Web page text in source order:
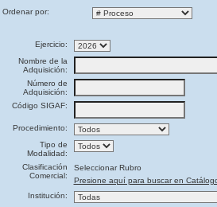
Ordenar por:
Ejercicio:
Nombre de la
Adquisición:
Número de
Adquisición:
Código SIGAF:
Procedimiento:
Tipo de
Modalidad:
Clasificación
Comercial:
Seleccionar Rubro
Presione aquí para buscar en
Institución: